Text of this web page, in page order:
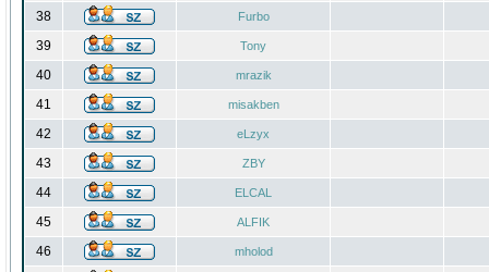
38 Furbo
39 Tony
40 mrazik
41 misakben
42 eLzyx
43 ZBY
44 ELCAL
45 ALFIK
46 mholod